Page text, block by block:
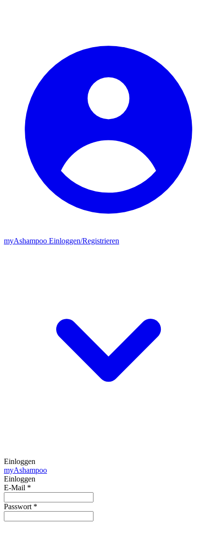
myAshampoo Einloggen/Registrieren
Einloggen
myAshampoo
Einloggen
E-Mail *
Passwort *